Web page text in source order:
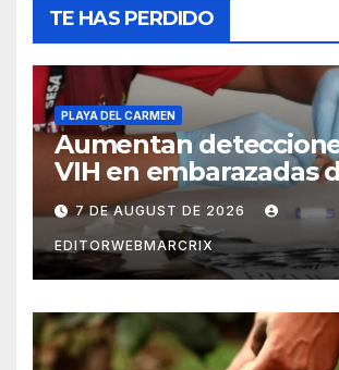
TE HAS PERDIDO
PLAYA DEL CARMEN
Aumentan
VIH en embarazadas
del Carmen
7 DE AUGUST DE 2026
EDITORWEBMARCRIX